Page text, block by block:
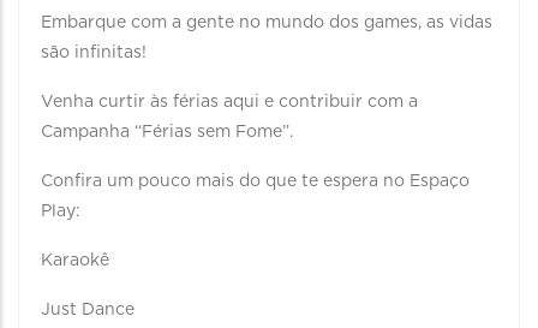
Embarque com a gente no mundo dos games, as vidas
são infinitas!
Venha curtir às férias aqui e contribuir com a
Campanha “Férias sem Fome”.
Confira um pouco mais do que te espera no Espaço
Play:
Karaokê
Just Dance